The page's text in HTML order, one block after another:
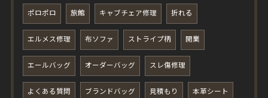
ポロポロ 旅館 キャブチェア修理 折れる
エルメス修理 布ソファ ストライプ柄 開業
エールバッグ オーダーバッグ スレ傷修理
よくある質問 ブランドバッグ 見積もり 本革シート